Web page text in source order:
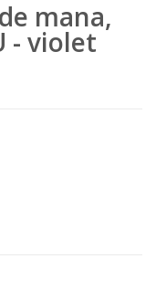
mana,
- violet